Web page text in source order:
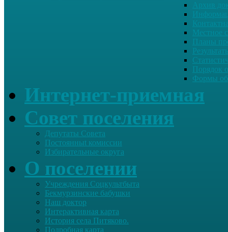
Архив
Местное
Планы
Порядок
Формы
Интернет-приемная
Совет поселения
Депутаты Совета
Постоянныt комиссии
Избирательные округа
О поселении
Учреждения Соцкультбыта
Бекмурзинские бабушки
Наш доктор
Интерактивная карта
История села Питяково.
Подробная карта